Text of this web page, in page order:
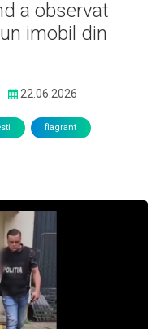
a observat
imobil din
22.06.2026
flagrant